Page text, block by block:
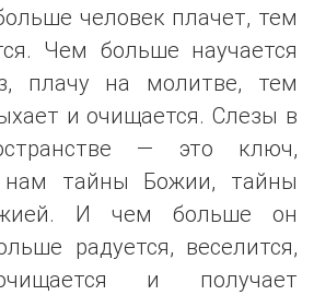
человек плачет, тем
Чем больше научается
плачу на молитве, тем
и очищается. Слезы в
— это ключ,
тайны Божии, тайны
И чем больше он
радуется, веселится,
и получает